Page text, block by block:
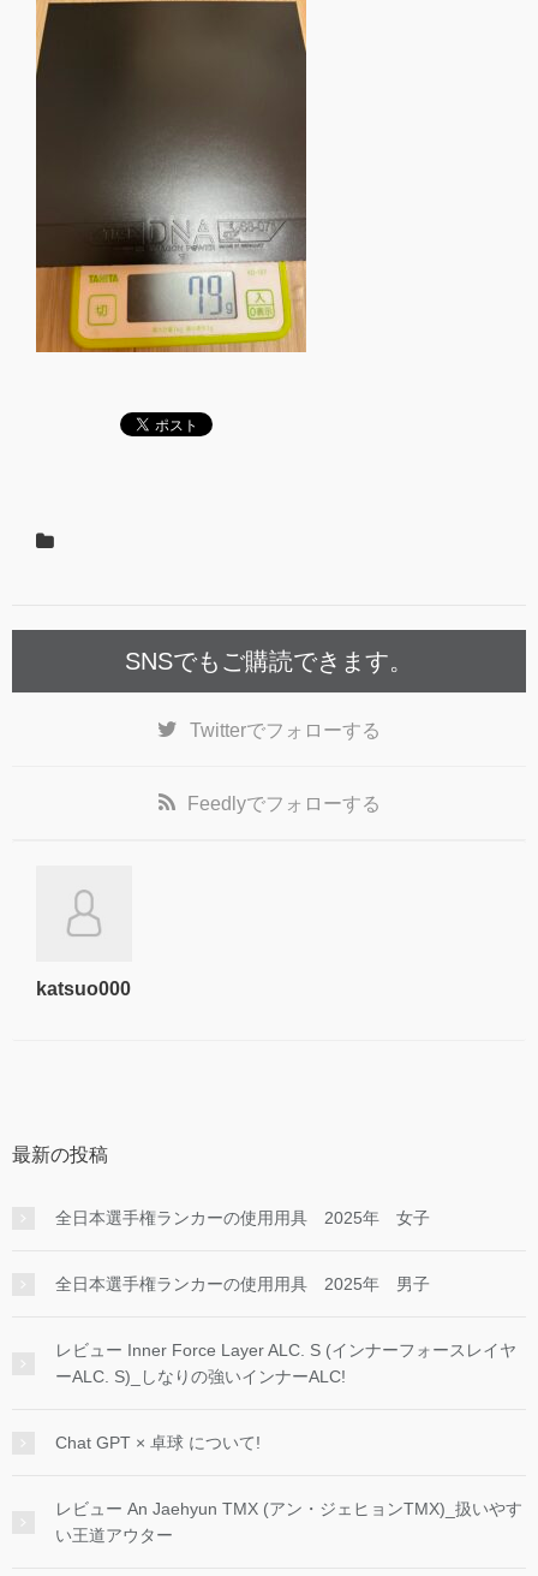
SNSでもご購読できます。
Twitterでフォローする
Feedlyでフォローする
katsuo000
最新の投稿
全日本選手権ランカーの使用用具 2025年 女子
全日本選手権ランカーの使用用具 2025年 男子
レビュー Inner Force Layer ALC. S (インナーフォースレイヤ
ーALC. S)_しなりの強いインナーALC!
Chat GPT × 卓球 について!
レビュー An Jaehyun TMX (アン・ジェヒョンTMX)_扱いやす
い王道アウター